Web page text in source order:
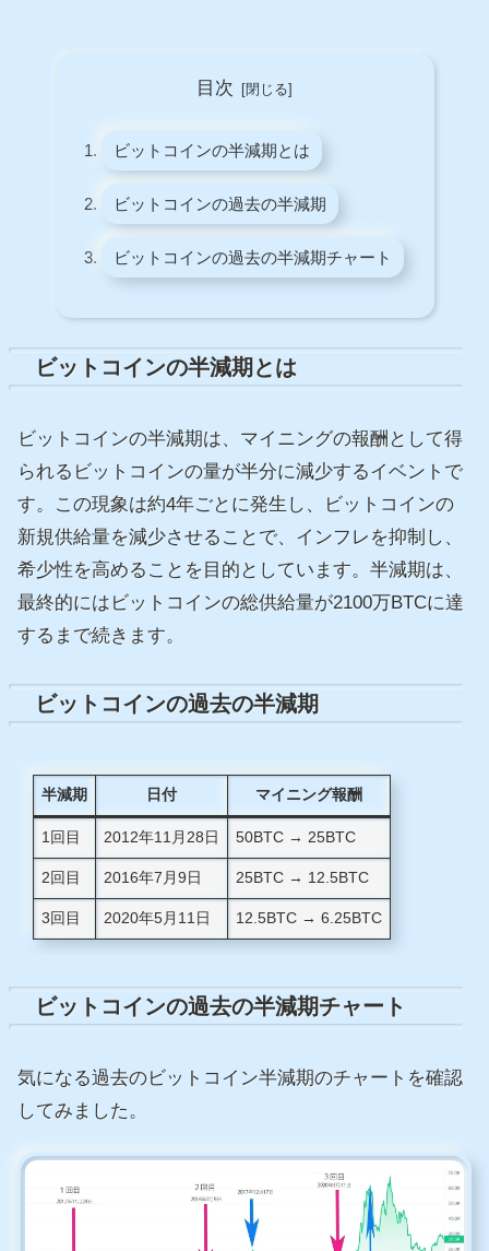
目次
ビットコインの半減期とは
ビットコインの過去の半減期
ビットコインの過去の半減期チャート
ビットコインの半減期とは
ビットコインの半減期は、マイニングの報酬として得
られるビットコインの量が半分に減少するイベントで
す。この現象は約4年ごとに発生し、ビットコインの
新規供給量を減少させることで、インフレを抑制し、
希少性を高めることを目的としています。半減期は、
最終的にはビットコインの総供給量が2100万BTCに達
するまで続きます。
ビットコインの過去の半減期
半減期 日付 マイニング報酬
1回目 2012年11月28日 50BTC → 25BTC
2回目 2016年7月9日 25BTC → 12.5BTC
3回目 2020年5月11日 12.5BTC → 6.25BTC
ビットコインの過去の半減期チャート
気になる過去のビットコイン半減期のチャートを確認
してみました。